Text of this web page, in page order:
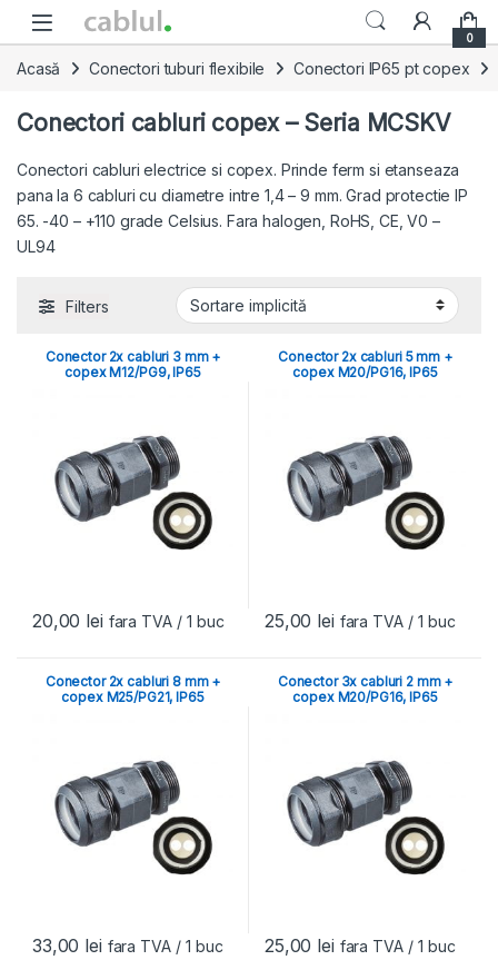
Skip to navigation
Skip to content
0
Acasă Conectori tuburi flexibile Conectori IP65 pt copex
Conectori cabluri copex – Seria MCSKV
Conectori cabluri electrice si copex. Prinde ferm si etanseaza
pana la 6 cabluri cu diametre intre 1,4 – 9 mm. Grad protectie IP
65. -40 – +110 grade Celsius. Fara halogen, RoHS, CE, V0 –
UL94
Filters
Conector 2x cabluri 3 mm +
copex M12/PG9, IP65
20,00 lei fara TVA / 1 buc
Conector 2x cabluri 5 mm +
copex M20/PG16, IP65
25,00 lei fara TVA / 1 buc
Conector 2x cabluri 8 mm +
copex M25/PG21, IP65
33,00 lei fara TVA / 1 buc
Conector 3x cabluri 2 mm +
copex M20/PG16, IP65
25,00 lei fara TVA / 1 buc